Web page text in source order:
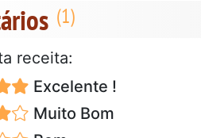
receita:
Excelente !
Muito Bom